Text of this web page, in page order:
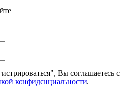
Вы соглашаетесь с
конфиденциальности.